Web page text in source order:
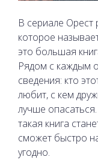
В сериале Орест
которое
это большая
Рядом с каждым
сведения: кто
любит, с кем
лучше
такая книга
сможет быстро
угодно.